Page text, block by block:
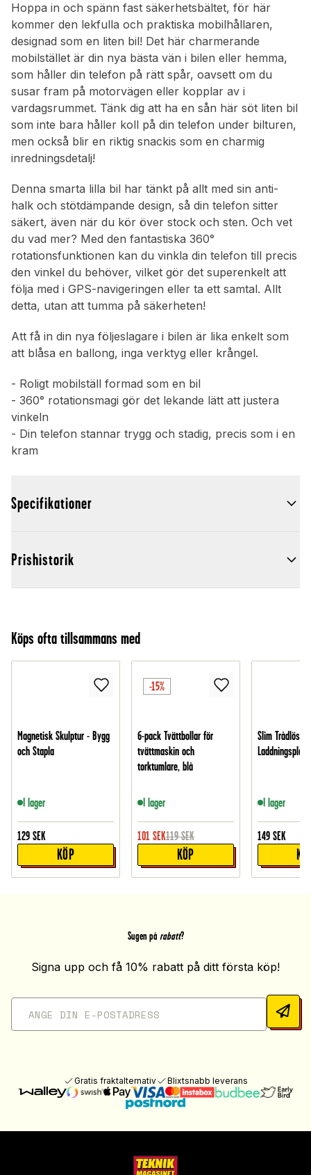
Hoppa in och spänn fast säkerhetsbältet, för här
kommer den lekfulla och praktiska mobilhållaren,
designad som en liten bil! Det här charmerande
mobilstället är din nya bästa vän i bilen eller hemma,
som håller din telefon på rätt spår, oavsett om du
susar fram på motorvägen eller kopplar av i
vardagsrummet. Tänk dig att ha en sån här söt liten bil
som inte bara håller koll på din telefon under bilturen,
men också blir en riktig snackis som en charmig
inredningsdetalj!
Denna smarta lilla bil har tänkt på allt med sin anti-
halk och stötdämpande design, så din telefon sitter
säkert, även när du kör över stock och sten. Och vet
du vad mer? Med den fantastiska 360°
rotationsfunktionen kan du vinkla din telefon till precis
den vinkel du behöver, vilket gör det superenkelt att
följa med i GPS-navigeringen eller ta ett samtal. Allt
detta, utan att tumma på säkerheten!
Att få in din nya följeslagare i bilen är lika enkelt som
att blåsa en ballong, inga verktyg eller krångel.
- Roligt mobilställ formad som en bil
- 360° rotationsmagi gör det lekande lätt att justera
vinkeln
- Din telefon stannar trygg och stadig, precis som i en
kram
Specifikationer
Prishistorik
Köps ofta tillsammans med
Magnetisk Skulptur - Bygg
och Stapla
I lager
129 SEK
KÖP
-15%
6-pack Tvättbollar för
tvättmaskin och
torktumlare, blå
I lager
101 SEK119 SEK
KÖP
Slim Trådlös
I lager
149 SEK
Sugen på rabatt?
Signa upp och få 10% rabatt på ditt första köp!
Gratis fraktalternativ Blixtsnabb leverans